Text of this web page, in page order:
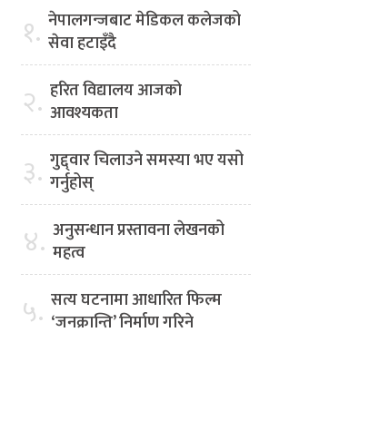
१. नेपालगन्जबाट मेडिकल कलेजको
सेवा हटाइँदै
२. हरित विद्यालय आजको
आवश्यकता
३. गुद्द्वार चिलाउने समस्या भए यसो
गर्नुहोस्
४. अनुसन्धान प्रस्तावना लेखनको
महत्व
५. सत्य घटनामा आधारित फिल्म
‘जनक्रान्ति’ निर्माण गरिने